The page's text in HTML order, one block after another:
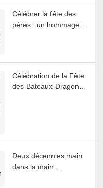
Célébrer la fête des
pères : un hommage à
Célébration de la Fête
des Bateaux-Dragons
Deux décennies main
dans la main,